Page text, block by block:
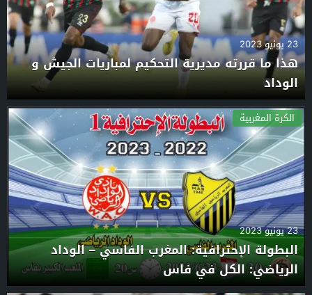
23 يونيو 2023
هذا ما قررته مديرية التحكيم لمباريات الجيش و
الوداد
الكرة المغربية
23 يونيو 2023
البطولة الإحترافية: المغرب الفاسي – الوداد
الرياضي: الكل في فاس